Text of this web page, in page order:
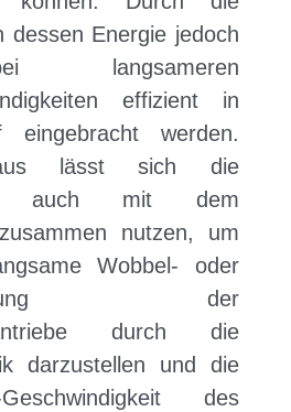
dessen Energie jedoch
langsameren
effizient in
eingebracht werden.
lässt sich die
auch mit dem
nutzen, um
Wobbel- oder
der
durch die
darzustellen und die
des